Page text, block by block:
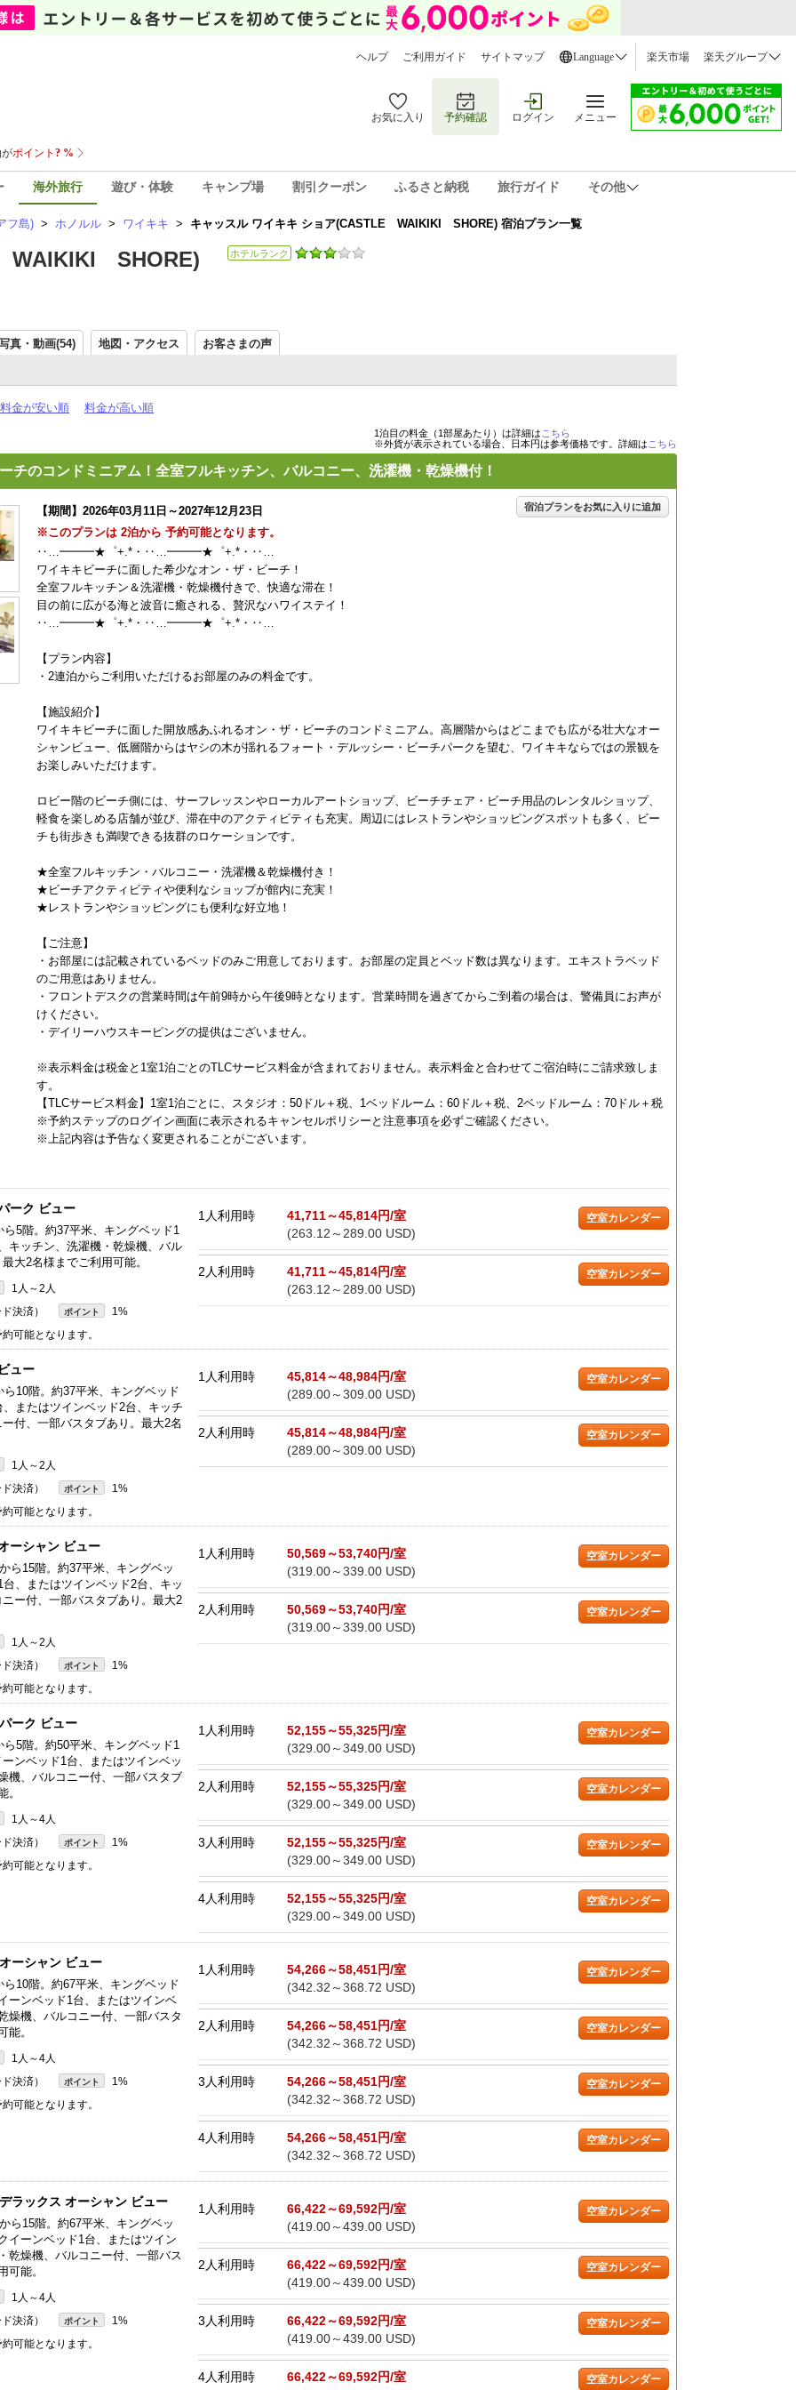
ヘルプ ご利用ガイド サイトマップ Language 楽天市場 楽天グループ
お気に入り 予約確認 ログイン メニュー
海外旅行 遊び・体験 キャンプ場 割引クーポン ふるさと納税 旅行ガイド その他
フ島) > ホノルル > ワイキキ > キャッスル ワイキキ ショア(CASTLE WAIKIKI SHORE) 宿泊プラン一覧
WAIKIKI SHORE) ホテルランク
真・動画(54) 地図・アクセス お客さまの声
料金が安い順 料金が高い順
1泊目の料金（1部屋あたり）は詳細は こちら
※外貨が表示されている場合、日本円は参考価格です。詳細は こちら
チのコンドミニアム！全室フルキッチン、バルコニー、洗濯機・乾燥機付！
宿泊プランをお気に入りに追加
【期間】2026年03月11日～2027年12月23日
※このプランは 2泊から 予約可能となります。
‥…━━━★゜+.*・‥…━━━★゜+.*・‥…
ワイキキビーチに面した希少なオン・ザ・ビーチ！
全室フルキッチン＆洗濯機・乾燥機付きで、快適な滞在！
目の前に広がる海と波音に癒される、贅沢なハワイステイ！
‥…━━━★゜+.*・‥…━━━★゜+.*・‥…
【プラン内容】
・2連泊からご利用いただけるお部屋のみの料金です。
【施設紹介】
ワイキキビーチに面した開放感あふれるオン・ザ・ビーチのコンドミニアム。高層階からはどこまでも広がる壮大なオー
シャンビュー、低層階からはヤシの木が揺れるフォート・デルッシー・ビーチパークを望む、ワイキキならではの景観を
お楽しみいただけます。
ロビー階のビーチ側には、サーフレッスンやローカルアートショップ、ビーチチェア・ビーチ用品のレンタルショップ、
軽食を楽しめる店舗が並び、滞在中のアクティビティも充実。周辺にはレストランやショッピングスポットも多く、ビー
チも街歩きも満喫できる抜群のロケーションです。
★全室フルキッチン・バルコニー・洗濯機＆乾燥機付き！
★ビーチアクティビティや便利なショップが館内に充実！
★レストランやショッピングにも便利な好立地！
【ご注意】
・お部屋には記載されているベッドのみご用意しております。お部屋の定員とベッド数は異なります。エキストラベッド
のご用意はありません。
・フロントデスクの営業時間は午前9時から午後9時となります。営業時間を過ぎてからご到着の場合は、警備員にお声が
けください。
・デイリーハウスキーピングの提供はございません。
※表示料金は税金と1室1泊ごとのTLCサービス料金が含まれておりません。表示料金と合わせてご宿泊時にご請求致しま
す。
【TLCサービス料金】1室1泊ごとに、スタジオ：50ドル＋税、1ベッドルーム：60ドル＋税、2ベッドルーム：70ドル＋税
※予約ステップのログイン画面に表示されるキャンセルポリシーと注意事項を必ずご確認ください。
※上記内容は予告なく変更されることがございます。
ーク ビュー
5階。約37平米、キングベッド1
キッチン、洗濯機・乾燥機、バル
大2名様までご利用可能。
1人～2人
決済） ポイント 1%
可能となります。
1人利用時
41,711～45,814円/室
(263.12～289.00 USD)
空室カレンダー
2人利用時
41,711～45,814円/室
(263.12～289.00 USD)
空室カレンダー
ュー
10階。約37平米、キングベッド
またはツインベッド2台、キッチ
付、一部バスタブあり。最大2名
1人～2人
決済） ポイント 1%
可能となります。
1人利用時
45,814～48,984円/室
(289.00～309.00 USD)
空室カレンダー
2人利用時
45,814～48,984円/室
(289.00～309.00 USD)
空室カレンダー
ーシャン ビュー
ら15階。約37平米、キングベッ
、またはツインベッド2台、キッ
ー付、一部バスタブあり。最大2
1人～2人
決済） ポイント 1%
可能となります。
1人利用時
50,569～53,740円/室
(319.00～339.00 USD)
空室カレンダー
2人利用時
50,569～53,740円/室
(319.00～339.00 USD)
空室カレンダー
ーク ビュー
5階。約50平米、キングベッド1
ンベッド1台、またはツインベッ
機、バルコニー付、一部バスタブ
。
1人～4人
決済） ポイント 1%
可能となります。
1人利用時
52,155～55,325円/室
(329.00～349.00 USD)
空室カレンダー
2人利用時
52,155～55,325円/室
(329.00～349.00 USD)
空室カレンダー
3人利用時
52,155～55,325円/室
(329.00～349.00 USD)
空室カレンダー
4人利用時
52,155～55,325円/室
(329.00～349.00 USD)
空室カレンダー
ーシャン ビュー
10階。約67平米、キングベッド
ーンベッド1台、またはツインベ
燥機、バルコニー付、一部バスタ
能。
1人～4人
決済） ポイント 1%
可能となります。
1人利用時
54,266～58,451円/室
(342.32～368.72 USD)
空室カレンダー
2人利用時
54,266～58,451円/室
(342.32～368.72 USD)
空室カレンダー
3人利用時
54,266～58,451円/室
(342.32～368.72 USD)
空室カレンダー
4人利用時
54,266～58,451円/室
(342.32～368.72 USD)
空室カレンダー
ラックス オーシャン ビュー
ら15階。約67平米、キングベッ
イーンベッド1台、またはツイン
乾燥機、バルコニー付、一部バス
可能。
1人～4人
決済） ポイント 1%
可能となります。
1人利用時
66,422～69,592円/室
(419.00～439.00 USD)
空室カレンダー
2人利用時
66,422～69,592円/室
(419.00～439.00 USD)
空室カレンダー
3人利用時
66,422～69,592円/室
(419.00～439.00 USD)
空室カレンダー
4人利用時
66,422～69,592円/室
空室カレンダー